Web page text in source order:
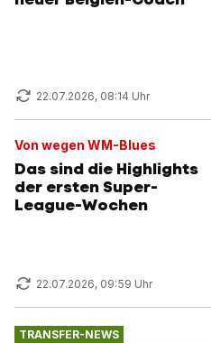
22.07.2026, 08:14 Uhr
Von wegen WM-Blues
Das sind die Highlights
der ersten Super-
League-Wochen
22.07.2026, 09:59 Uhr
TRANSFER-NEWS